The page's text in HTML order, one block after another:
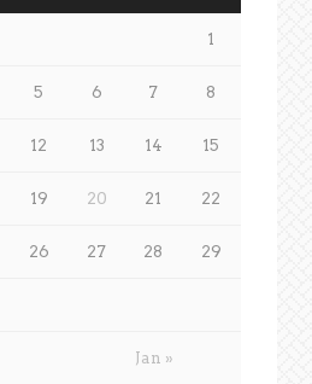
Jan »
1
5 6 7 8
12 13 14 15
19 20 21 22
26 27 28 29